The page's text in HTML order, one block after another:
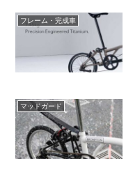
フレーム・完成車
マッドガード